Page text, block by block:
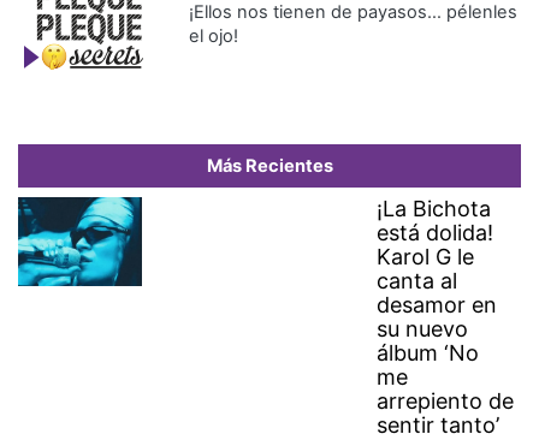
¡Ellos nos tienen de payasos… pélenles
el ojo!
Más Recientes
¡La Bichota
está dolida!
Karol G le
canta al
desamor en
su nuevo
álbum ‘No
me
arrepiento de
sentir tanto’